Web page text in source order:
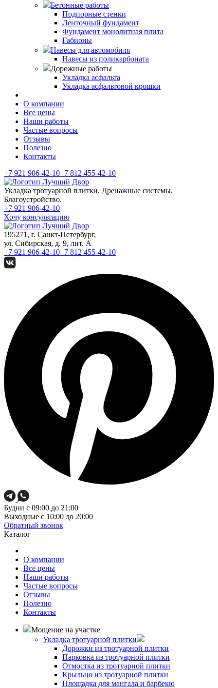
Бетонные работы
Подпорные стенки
Ленточный фундамент
Фундамент монолитная плита
Габионы
Навесы для автомобиля
Навесы из поликарбоната
Дорожные работы
Укладка асфальта
Укладка асфальтовой крошки
О компании
Все цены
Наши работы
Частые вопросы
Отзывы
Полезно
Контакты
+7 921 906-42-10+7 812 455-42-10
Укладка тротуарной плитки. Дренажные системы.
Благоустройство.
+7 921 906-42-10
Хочу консультацию
195271, г. Санкт-Петербург,
ул. Сибирская, д. 9, лит. А
+7 921 906-42-10+7 812 455-42-10
Будни с 09:00 до 21:00
Выходные с 10:00 до 20:00
Обратный звонок
Каталог
О компании
Все цены
Наши работы
Частые вопросы
Отзывы
Полезно
Контакты
Мощение на участке
Укладка тротуарной плитки
Дорожки из тротуарной плитки
Парковка из тротуарной плитки
Отмостка из тротуарной плитки
Крыльцо из тротуарной плитки
Площадка для мангала и барбекю